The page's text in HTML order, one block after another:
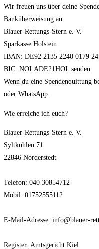
Wir freuen uns über deine
Banküberweisung an
Blauer-Rettungs-Stern e. V.
Sparkasse Holstein
IBAN: DE92 2135 2240 0179
BIC: NOLADE21HOL senden.
Wenn du eine Spendenquittung
oder WhatsApp.
Wie erreiche ich euch?
Blauer-Rettungs-Stern e. V.
Syltkuhlen 71
22846 Norderstedt
Telefon: 040 30854712
Mobil: 01752555112
E-Mail-Adresse: info@blauer-
Register: Amtsgericht Kiel